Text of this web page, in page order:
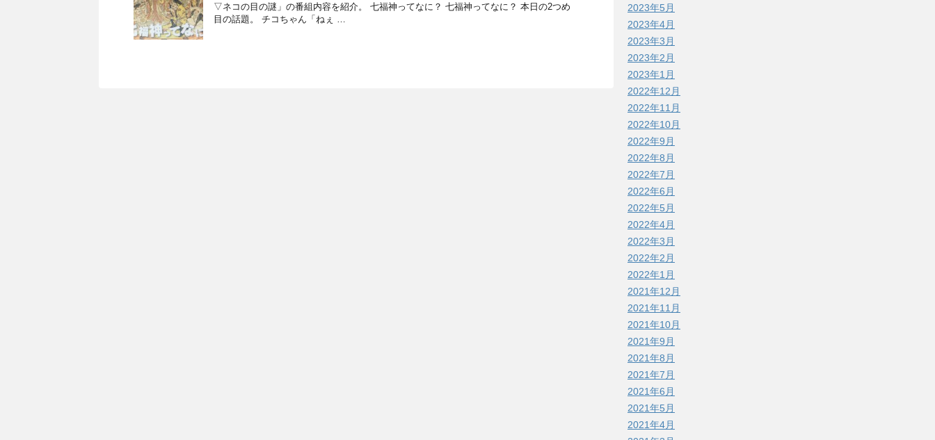
▽ネコの目の謎」の番組内容を紹介。 七福神ってなに？ 七福神ってなに？ 本日の2つめ
目の話題。 チコちゃん「ねぇ …
2023年5月
2023年4月
2023年3月
2023年2月
2023年1月
2022年12月
2022年11月
2022年10月
2022年9月
2022年8月
2022年7月
2022年6月
2022年5月
2022年4月
2022年3月
2022年2月
2022年1月
2021年12月
2021年11月
2021年10月
2021年9月
2021年8月
2021年7月
2021年6月
2021年5月
2021年4月